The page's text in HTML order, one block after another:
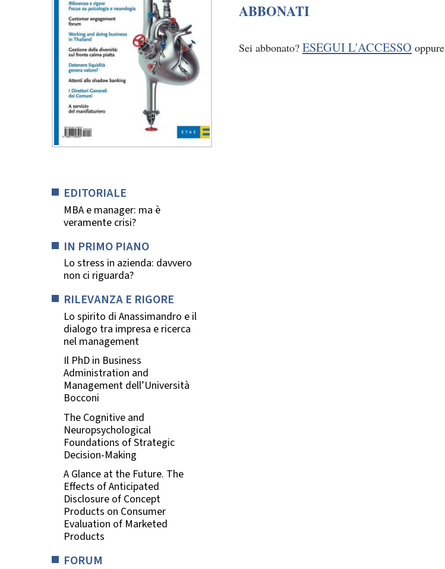
EDITORIALE
MBA e manager: ma è
veramente crisi?
IN PRIMO PIANO
Lo stress in azienda: davvero
non ci riguarda?
RILEVANZA E RIGORE
Lo spirito di Anassimandro e il
dialogo tra impresa e ricerca
nel management
Il PhD in Business
Administration and
Management dell’Università
Bocconi
The Cognitive and
Neuropsychological
Foundations of Strategic
Decision-Making
A Glance at the Future. The
Effects of Anticipated
Disclosure of Concept
Products on Consumer
Evaluation of Marketed
Products
FORUM
ABBONATI
Sei abbonato? ESEGUI L'ACCESSO oppure